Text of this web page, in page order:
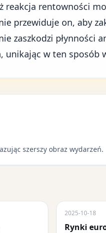
reakcja rentowności
przewiduje on, aby
zaszkodzi płynności
w ten sposób
szerszy obraz wydarzeń.
2025-10-18
Rynki